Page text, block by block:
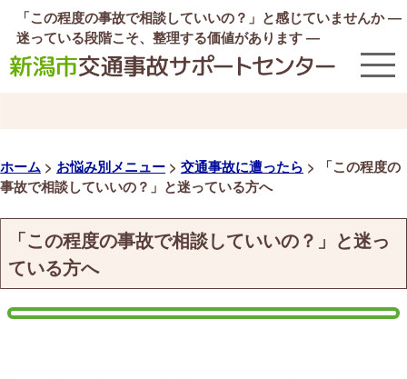
「この程度の事故で相談していいの？」と感じていませんか ―
迷っている段階こそ、整理する価値があります ―
ホーム > お悩み別メニュー > 交通事故に遭ったら >
「この程度の
事故で相談していいの？」と迷っている方へ
「この程度の事故で相談していいの？」と迷っ
ている方へ